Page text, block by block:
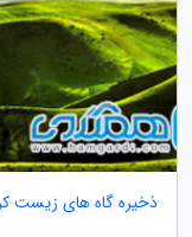
ذخیره گاه های زیست